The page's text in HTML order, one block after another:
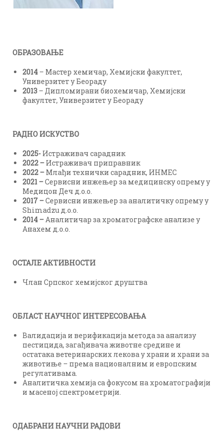
ОБРАЗОВАЊЕ
2014 – Мастер хемичар, Хемијски факултет,
Универзитет у Беораду
2013 – Дипломирани биохемичар, Хемијски
факултет, Универзитет у Беораду
РАДНО ИСКУСТВО
2025- Истраживач сарадник
2022 – Истраживач приправник
2022 – Млађи технички сарадник, ИНМЕС
2021 –Сервисни инжењер за медицинску опрему у
Медицон Деч д.о.о.
2017 –Сервисни инжењер за аналитичку опрему у
Shimadzu д.о.о.
2014 –Аналитичар за хроматографске анализе у
Анахем д.о.о.
ОСТАЛЕАКТИВНОСТИ
Члан Српског хемијског друштва
ОБЛАСТ НАУЧНОГ ИНТЕРЕСОВАЊА
Валидација и верификација метода за анализу
пестицида, загађивача животне средине и
остатака ветеринарских лекова у храни и храни за
животиње – према националним и европским
регулативама.
Аналитичка хемија са фокусом на хроматографији
и масеној спектрометрији.
ОДАБРАНИ НАУЧНИ РАДОВИ